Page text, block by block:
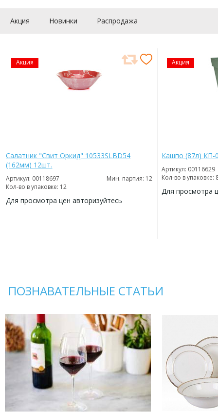
Акция Новинки Распродажа
Акция
Салатник "Свит Оркид" 10533SLBD54
(162мм) 12шт.
Артикул: 00118697
Мин. партия: 12
Кол-во в упаковке: 12
Для просмотра цен авторизуйтесь
Акция
Кашпо (87л) КП-
Артикул: 00116629
Кол-во в упаковке:
Для просмотра
ПОЗНАВАТЕЛЬНЫЕ СТАТЬИ